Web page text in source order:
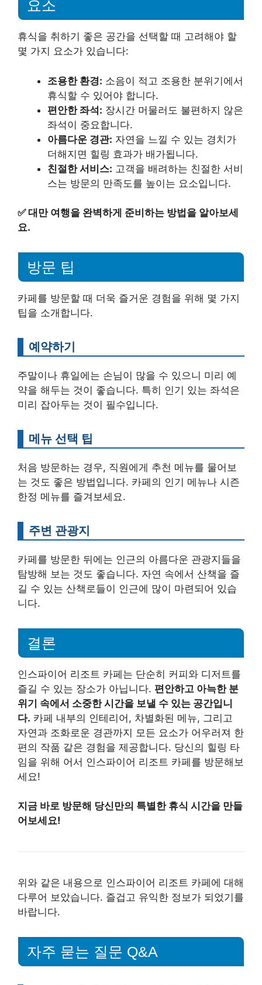
요소
휴식을 취하기 좋은 공간을 선택할 때 고려해야 할
몇 가지 요소가 있습니다:
조용한 환경: 소음이 적고 조용한 분위기에서
휴식할 수 있어야 합니다.
편안한 좌석: 장시간 머물러도 불편하지 않은
좌석이 중요합니다.
아름다운 경관: 자연을 느낄 수 있는 경치가
더해지면 힐링 효과가 배가됩니다.
친절한 서비스: 고객을 배려하는 친절한 서비
스는 방문의 만족도를 높이는 요소입니다.
✅대만 여행을 완벽하게 준비하는 방법을 알아보세
요.
방문 팁
카페를 방문할 때 더욱 즐거운 경험을 위해 몇 가지
팁을 소개합니다.
예약하기
주말이나 휴일에는 손님이 많을 수 있으니 미리 예
약을 해두는 것이 좋습니다. 특히 인기 있는 좌석은
미리 잡아두는 것이 필수입니다.
메뉴 선택 팁
처음 방문하는 경우, 직원에게 추천 메뉴를 물어보
는 것도 좋은 방법입니다. 카페의 인기 메뉴나 시즌
한정 메뉴를 즐겨보세요.
주변 관광지
카페를 방문한 뒤에는 인근의 아름다운 관광지들을
탐방해 보는 것도 좋습니다. 자연 속에서 산책을 즐
길 수 있는 산책로들이 인근에 많이 마련되어 있습
니다.
결론
인스파이어 리조트 카페는 단순히 커피와 디저트를
즐길 수 있는 장소가 아닙니다. 편안하고 아늑한 분
위기 속에서 소중한 시간을 보낼 수 있는 공간입니
다. 카페 내부의 인테리어, 차별화된 메뉴, 그리고
자연과 조화로운 경관까지 모든 요소가 어우러져 한
편의 작품 같은 경험을 제공합니다. 당신의 힐링 타
임을 위해 어서 인스파이어 리조트 카페를 방문해보
세요!
지금 바로 방문해 당신만의 특별한 휴식 시간을 만들
어보세요!
위와 같은 내용으로 인스파이어 리조트 카페에 대해
다루어 보았습니다. 즐겁고 유익한 정보가 되었기를
바랍니다.
자주 묻는 질문 Q&A